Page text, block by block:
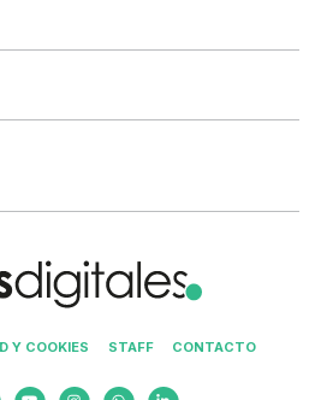
Y COOKIES STAFF CONTACTO